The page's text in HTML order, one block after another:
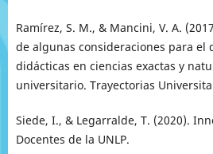
Ramírez, S. M., & Mancini, V. A.
de algunas consideraciones para el
didácticas en ciencias exactas y
universitario. Trayectorias
Siede, I., & Legarralde, T. (2020).
Docentes de la UNLP.